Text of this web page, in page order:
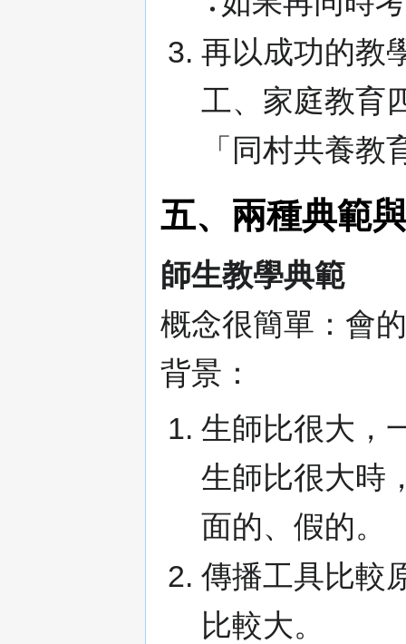
再以成功的教
工、家庭教育
「同村共養教
五、兩種典範
師生教學典範
概念很簡單：會
背景：
生師比很大，
生師比很大時
面的、假的。
傳播工具比較
比較大。